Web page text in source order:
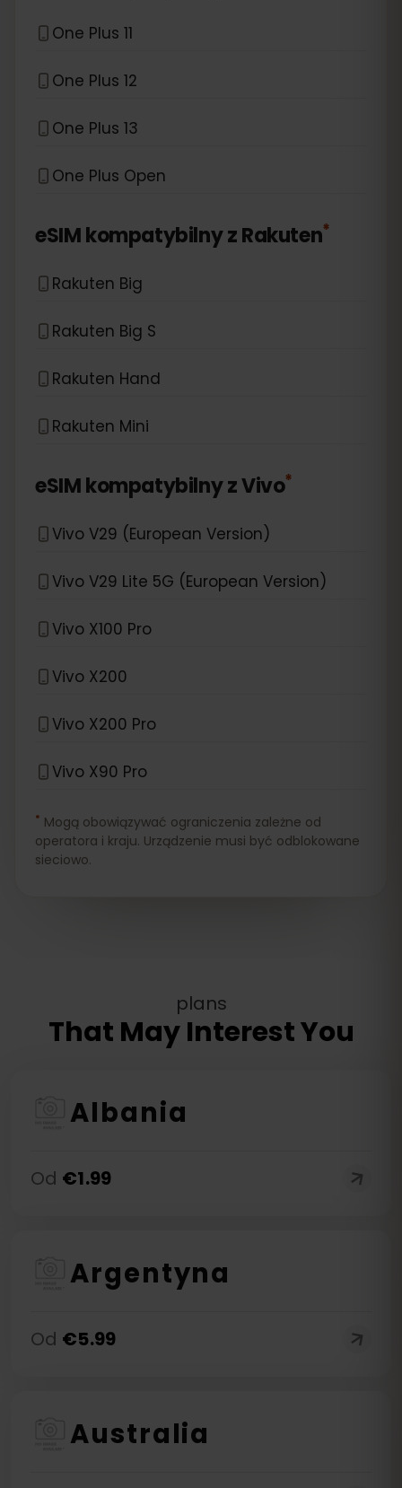
One Plus 11
One Plus 12
One Plus 13
One Plus Open
eSIM kompatybilny zRakuten*
Rakuten Big
Rakuten Big S
Rakuten Hand
Rakuten Mini
eSIM kompatybilny zVivo*
Vivo V29 (European Version)
Vivo V29 Lite 5G (European Version)
Vivo X100 Pro
Vivo X200
Vivo X200 Pro
Vivo X90 Pro
* Mogą obowiązywać ograniczenia zależne od
operatora i kraju. Urządzenie musi być odblokowane
sieciowo.
plans
That May Interest You
Albania
Od €1.99
Argentyna
Od €5.99
Australia